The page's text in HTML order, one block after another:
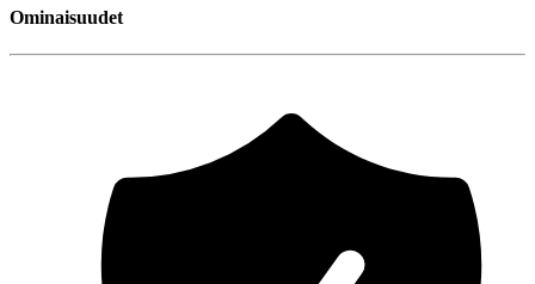
Ominaisuudet